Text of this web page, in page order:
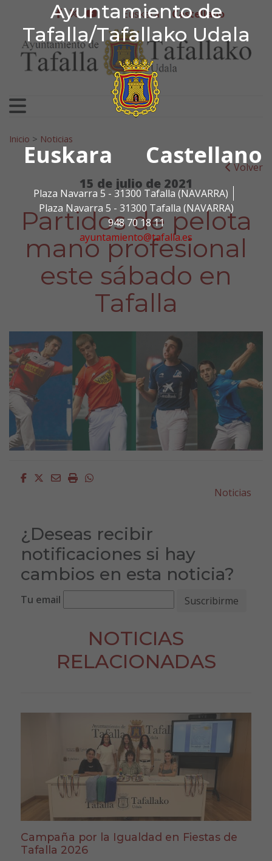
Ayuntamiento de
Tafalla/Tafallako Udala
Euskara Castellano
Plaza Navarra 5 - 31300 Tafalla (NAVARRA)
Plaza Navarra 5 - 31300 Tafalla (NAVARRA)
948 70 18 11
ayuntamiento@tafalla.es
Ir al contenido
Ayuntamiento de
facebook
twitter
youtube
Euskera Castellano
Search for:
Inicio > Noticias
Volver
15 de julio de 2021
Partidos de pelota
mano profesional
este sábado en
Tafalla
Facebook
Twitter
EmailImprimirWhatsapp
Noticias
¿Deseas recibir
notificaciones si hay
cambios en esta noticia?
Tu email
NOTICIAS
RELACIONADAS
Campaña por la Igualdad en Fiestas de
Tafalla 2026